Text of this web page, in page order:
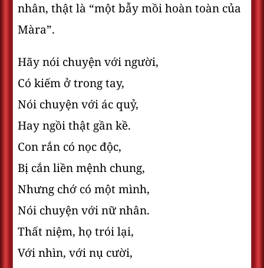
nhân, thật là “một bẫy mồi hoàn toàn của
Màra”.
Hãy nói chuyện với người,
Có kiếm ở trong tay,
Nói chuyện với ác quỷ,
Hay ngồi thật gần kề.
Con rắn có nọc độc,
Bị cắn liền mệnh chung,
Nhưng chớ có một mình,
Nói chuyện với nữ nhân.
Thất niệm, họ trói lại,
Với nhìn, với nụ cười,